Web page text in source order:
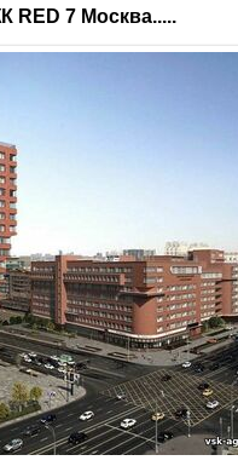
RED 7 Москва.....